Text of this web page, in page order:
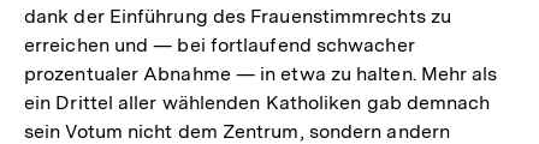
dank der Einführung des Frauenstimmrechts zu
erreichen und — bei fortlaufend schwacher
prozentualer Abnahme — in etwa zu halten. Mehr als
ein Drittel aller wählenden Katholiken gab demnach
sein Votum nicht dem Zentrum, sondern andern